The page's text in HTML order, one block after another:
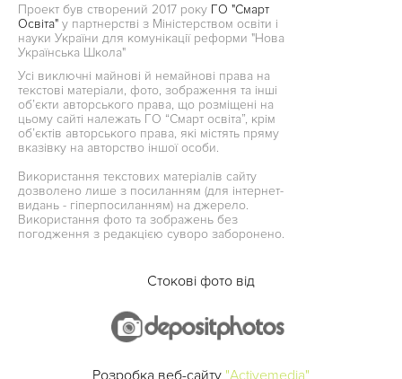
Проект був створений 2017 року ГО "Смарт
Освіта" у партнерстві з Міністерством освіти і
науки України для комунікації реформи "Нова
Українська Школа"
Усі виключні майнові й немайнові права на
текстові матеріали, фото, зображення та інші
об’єкти авторського права, що розміщені на
цьому сайті належать ГО “Смарт освіта”, крім
об’єктів авторського права, які містять пряму
вказівку на авторство іншої особи.
Використання текстових матеріалів сайту
дозволено лише з посиланням (для інтернет-
видань - гіперпосиланням) на джерело.
Використання фото та зображень без
погодження з редакцією суворо заборонено.
Стокові фото від
Розробка веб-сайту "Activemedia"